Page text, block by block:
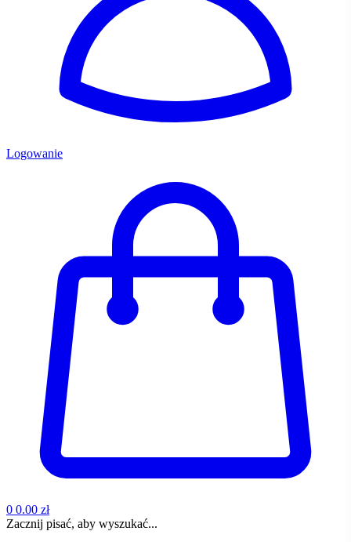
Logowanie
0 0.00 zł
Zacznij pisać, aby wyszukać...